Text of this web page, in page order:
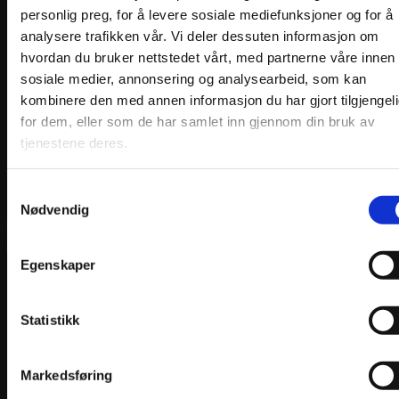
personlig preg, for å levere sosiale mediefunksjoner og for å
analysere trafikken vår. Vi deler dessuten informasjon om
hvordan du bruker nettstedet vårt, med partnerne våre innen
sosiale medier, annonsering og analysearbeid, som kan
kombinere den med annen informasjon du har gjort
for dem, eller som de har samlet inn gjennom din bruk av
tjenestene deres.
Nødvendig
Egenskaper
Statistikk
Markedsføring
på
produktsiden
Materialpakke Heklet forkle Fanabunad
Velg alternativ
har